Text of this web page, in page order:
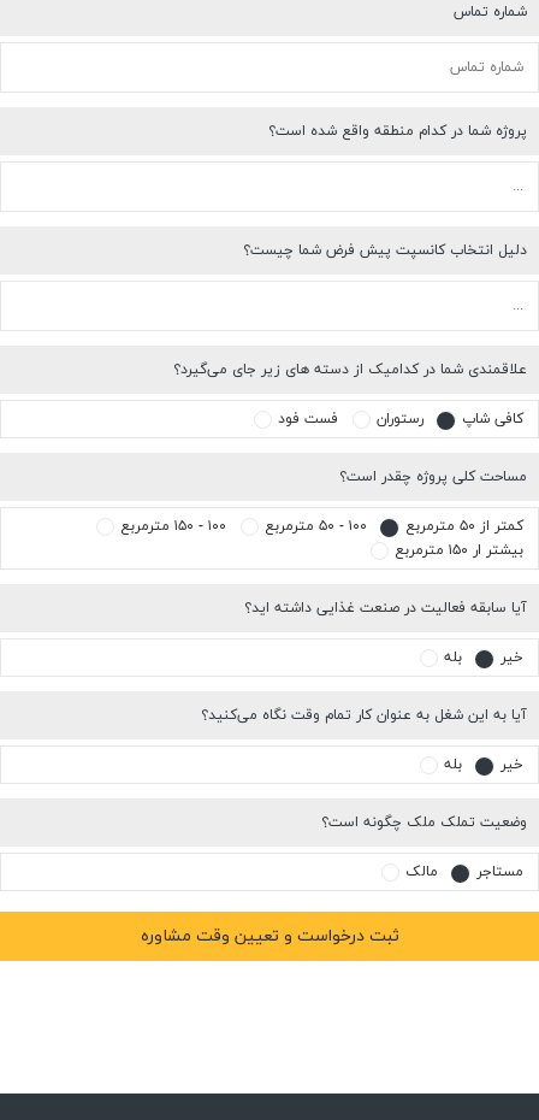
شماره تماس
پروژه شما در کدام منطقه واقع شده است؟
دلیل انتخاب کانسپت پیش فرض شما چیست؟
علاقمندی شما در کدامیک از دسته های زیر جای می‌گیرد؟
کافی شاپ رستوران فست فود
مساحت کلی پروژه چقدر است؟
کمتر از ۵۰ مترمربع ۱۰۰ - ۵۰ مترمربع
۱۰۰ - ۱۵۰ مترمربع
بیشتر ار ۱۵۰ مترمربع
آیا سابقه فعالیت در صنعت غذایی داشته اید؟
خیر بله
آیا به این شغل به عنوان کار تمام وقت نگاه می‌کنید؟
خیر بله
وضعیت تملک ملک چگونه است؟
مستاجر مالک